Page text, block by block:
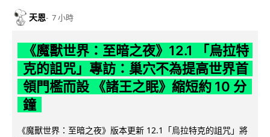
天恩 7 小時
《魔獸世界：至暗之夜》12.1 「烏拉特
克的詛咒」專訪：巢穴不為提高世界首
領門檻而設 《諸王之眠》縮短約 10 分
鐘
《魔獸世界：至暗之夜》版本更新 12.1「烏拉特克的詛咒」將